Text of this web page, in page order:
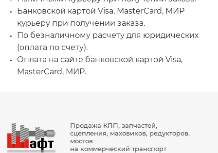
Банковской картой Visa, MasterCard, МИР
курьеру при получении заказа.
По безналичному расчету для юридических
(оплата по счету).
Оплата на сайте банковской картой Visa,
MasterCard, МИР.
Продажа КПП, запчастей,
сцепления, маховиков, редукторов,
мостов
на коммерческий транспорт